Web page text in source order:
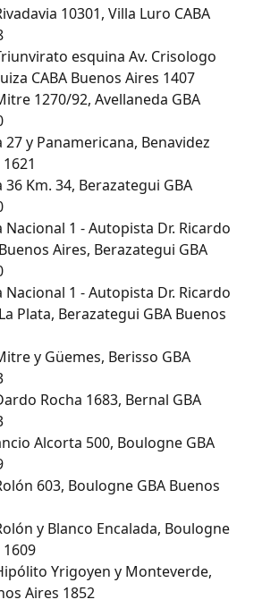
10301, Villa Luro CABA
esquina Av. Crisologo
CABA Buenos Aires 1407
1270/92, Avellaneda GBA
y Panamericana, Benavidez
Km. 34, Berazategui GBA
Nacional 1 - Autopista Dr. Ricardo
Aires, Berazategui GBA
Nacional 1 - Autopista Dr. Ricardo
Plata, Berazategui GBA Buenos
y Güemes, Berisso GBA
Rocha 1683, Bernal GBA
Alcorta 500, Boulogne GBA
603, Boulogne GBA Buenos
y Blanco Encalada, Boulogne
1609
Yrigoyen y Monteverde,
Aires 1852